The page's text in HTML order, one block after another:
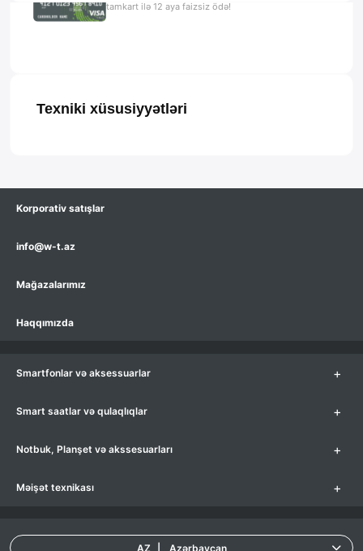
tamkart ilə 12 aya faizsiz ödə!
Texniki xüsusiyyətləri
Korporativ satışlar
info@w-t.az
Mağazalarımız
Haqqımızda
Smartfonlar və aksessuarlar +
Smart saatlar və qulaqlıqlar +
Notbuk, Planşet və akssesuarları +
Məişət texnikası +
AZ Azərbaycan